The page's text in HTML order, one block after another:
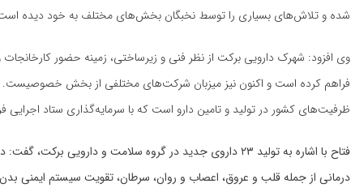
شده و تلاش‌های بسیاری را توسط نخبگان بخش‌های مختلف به خود دیده
وی افزود: شهرک‌ دارویی برکت از نظر فنی و زیرساختی، زمینه حضور
فراهم کرده است و اکنون نیز میزبان شرکت‌های مختلفی از بخش خصوصیست.
ظرفیت‌های کشور در تولید و تامین دارو است که با سرمایه‌گذاری ستاد اجرایی
فتاح با اشاره به تولید ۲۳ داروی جدید در گروه سلامت و دارویی
درمانی از جمله قلب و عروق، اعصاب و روان، سرطان، تقویت سیستم ایمنی